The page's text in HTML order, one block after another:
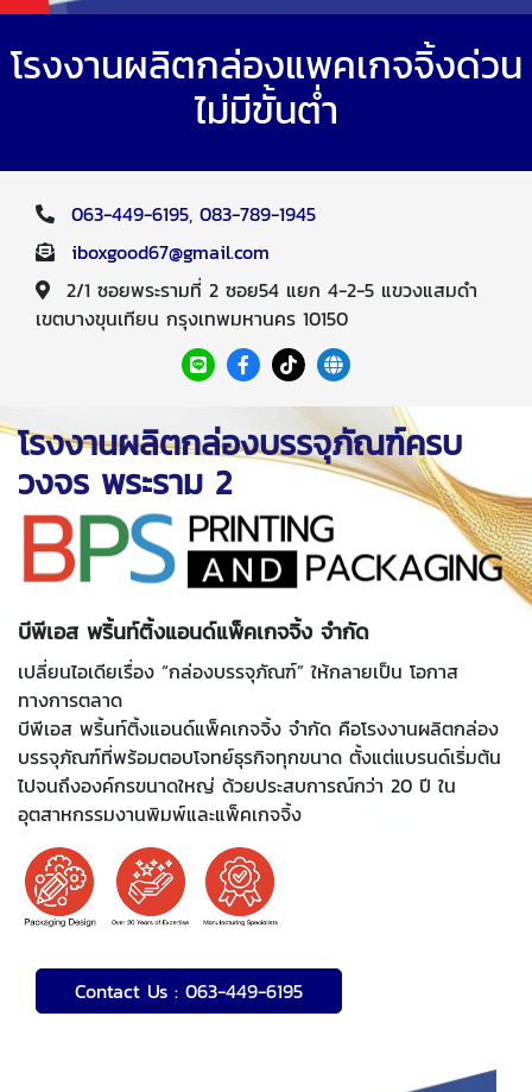
โรงงานผลิตกล่องแพคเกจจิ้งด่วน
ไม่มีขั้นต่ำ
063-449-6195, 083-789-1945
iboxgood67@gmail.com
2/1 ซอยพระรามที่ 2 ซอย54 แยก 4-2-5 แขวงแสมดำ
เขตบางขุนเทียน กรุงเทพมหานคร 10150
โรงงานผลิตกล่องบรรจุภัณฑ์ครบ
วงจร พระราม 2
บีพีเอส พริ้นท์ติ้งแอนด์แพ็คเกจจิ้ง จำกัด
เปลี่ยนไอเดียเรื่อง “กล่องบรรจุภัณฑ์” ให้กลายเป็น โอกาส
ทางการตลาด
บีพีเอส พริ้นท์ติ้งแอนด์แพ็คเกจจิ้ง จำกัด คือโรงงานผลิตกล่อง
บรรจุภัณฑ์ที่พร้อมตอบโจทย์ธุรกิจทุกขนาด ตั้งแต่แบรนด์เริ่มต้น
ไปจนถึงองค์กรขนาดใหญ่ ด้วยประสบการณ์กว่า 20 ปี ใน
อุตสาหกรรมงานพิมพ์และแพ็คเกจจิ้ง
Contact Us : 063-449-6195